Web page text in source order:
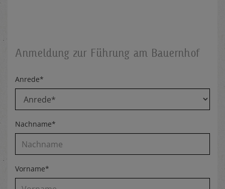
Anmeldung zur Führung am Bauernhof
Anrede*
Nachname*
Vorname*